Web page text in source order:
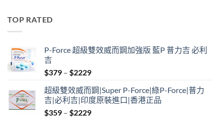
TOP RATED
P-Force 超級雙效威而鋼加強版 藍P 普力吉 必利
吉
$379 – $2229Price
$379
through
$2229
超級雙效威而鋼|Super P-Force|綠P-Force|普力
吉|必利吉|印度原裝進口|香港正品
$359 – $2229Price